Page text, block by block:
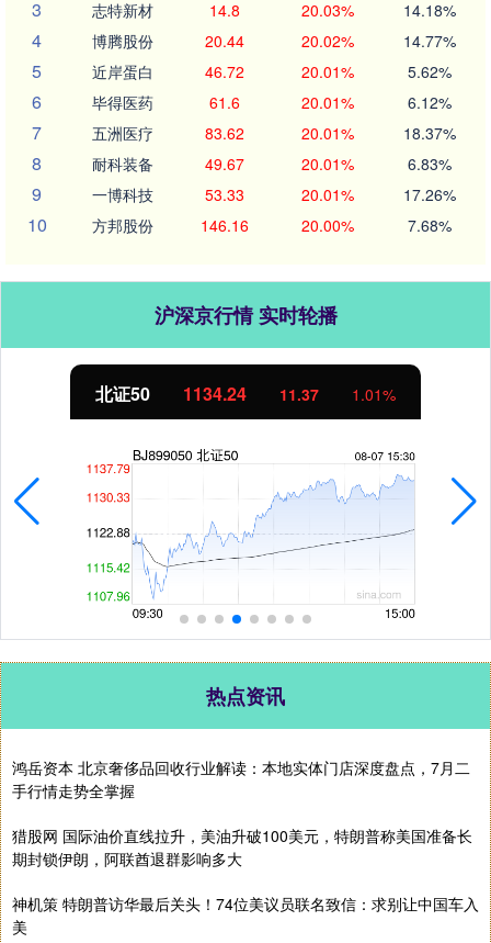
3 志特新材 14.8 20.03% 14.18%
4 博腾股份 20.44 20.02% 14.77%
5 近岸蛋白 46.72 20.01% 5.62%
6 毕得医药 61.6 20.01% 6.12%
7 五洲医疗 83.62 20.01% 18.37%
8 耐科装备 49.67 20.01% 6.83%
9 一博科技 53.33 20.01% 17.26%
10 方邦股份 146.16 20.00% 7.68%
沪深京行情 实时轮播
北证50 1134.24 11.37 1.01%
热点资讯
鸿岳资本 北京奢侈品回收行业解读：本地实体门店深度盘点，7月二
手行情走势全掌握
猎股网 国际油价直线拉升，美油升破100美元，特朗普称美国准备长
期封锁伊朗，阿联酋退群影响多大
神机策 特朗普访华最后关头！74位美议员联名致信：求别让中国车入
美